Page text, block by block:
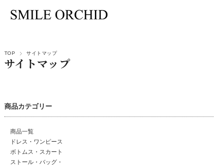
TOP サイトマップ
サイトマップ
商品カテゴリー
商品一覧
ドレス・ワンピース
ボトムス・スカート
ストール・バッグ・